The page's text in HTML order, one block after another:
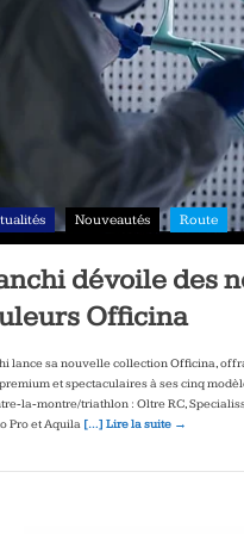
Nouveautés Route
dévoile des
Officina
lance sa nouvelle collection Officina,
et spectaculaires à ses cinq
triathlon : Oltre RC,
Pro et Aquila […] Lire la suite →